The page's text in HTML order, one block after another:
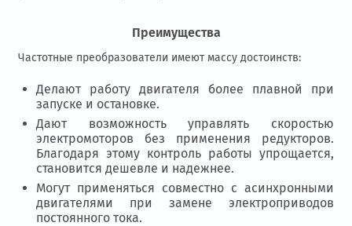
Преимущества
Частотные преобразователи имеют массу достоинств:
Делают работу двигателя более плавной при
запуске и остановке.
Дают возможность управлять скоростью
электромоторов без применения редукторов.
Благодаря этому контроль работы упрощается,
становится дешевле и надежнее.
Могут применяться совместно с асинхронными
двигателями при замене электроприводов
постоянного тока.